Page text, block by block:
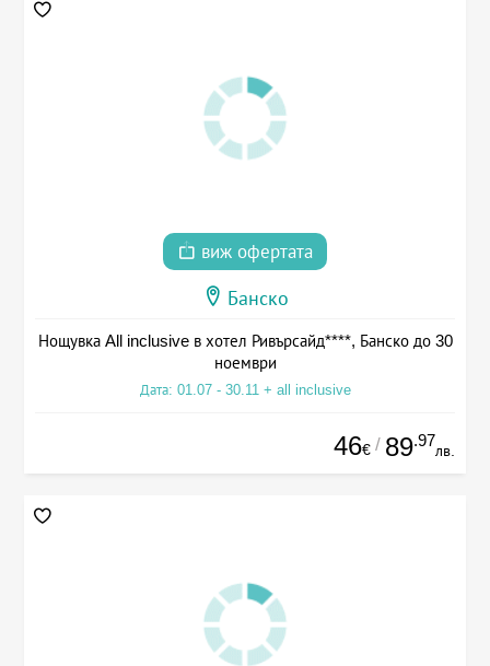
виж офертата
Банско
Нощувка All inclusive в хотел Ривърсайд****, Банско до 30
ноември
Дата: 01.07 - 30.11 + all inclusive
46€ / 89.97
лв.